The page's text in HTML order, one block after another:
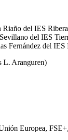
del IES
del IES
Fernández del IES
L. Aranguren)
Europea,